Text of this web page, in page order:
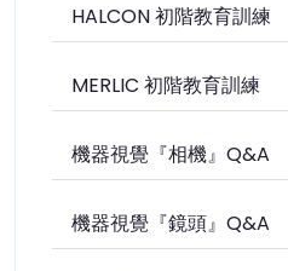
HALCON 初階教育訓練
MERLIC 初階教育訓練
機器視覺『相機』Q&A
機器視覺『鏡頭』Q&A